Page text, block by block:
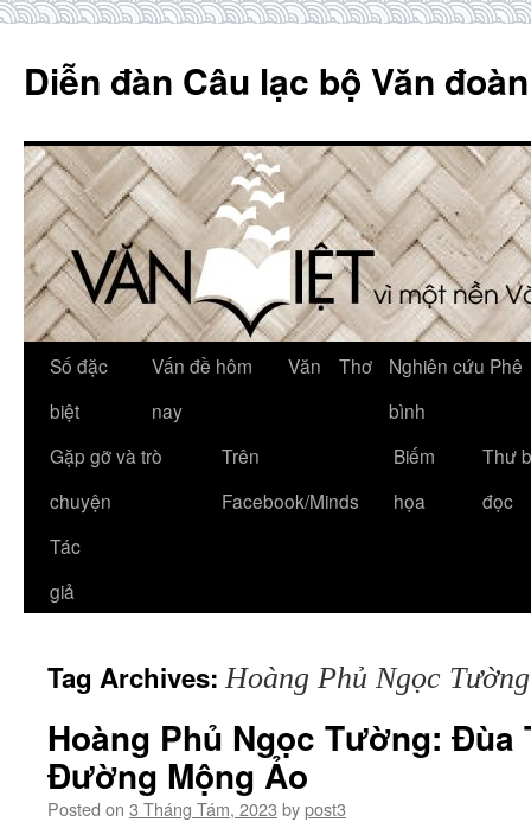
content
Diễn đàn Câu lạc bộ Văn
Số đặc
biệt
Vấn đề hôm
nay
Văn Thơ
Nghiên cứu Phê
bình
Gặp gỡ và trò
chuyện
Trên
Facebook/Minds
Biếm
họa
Thư
đọc
Tác
giả
Tag Archives:Hoàng Phủ Ngọc Tường
Hoàng Phủ Ngọc Tường: Đùa
Đường Mộng Ảo
Posted on 3 Tháng Tám, 2023 bypost3